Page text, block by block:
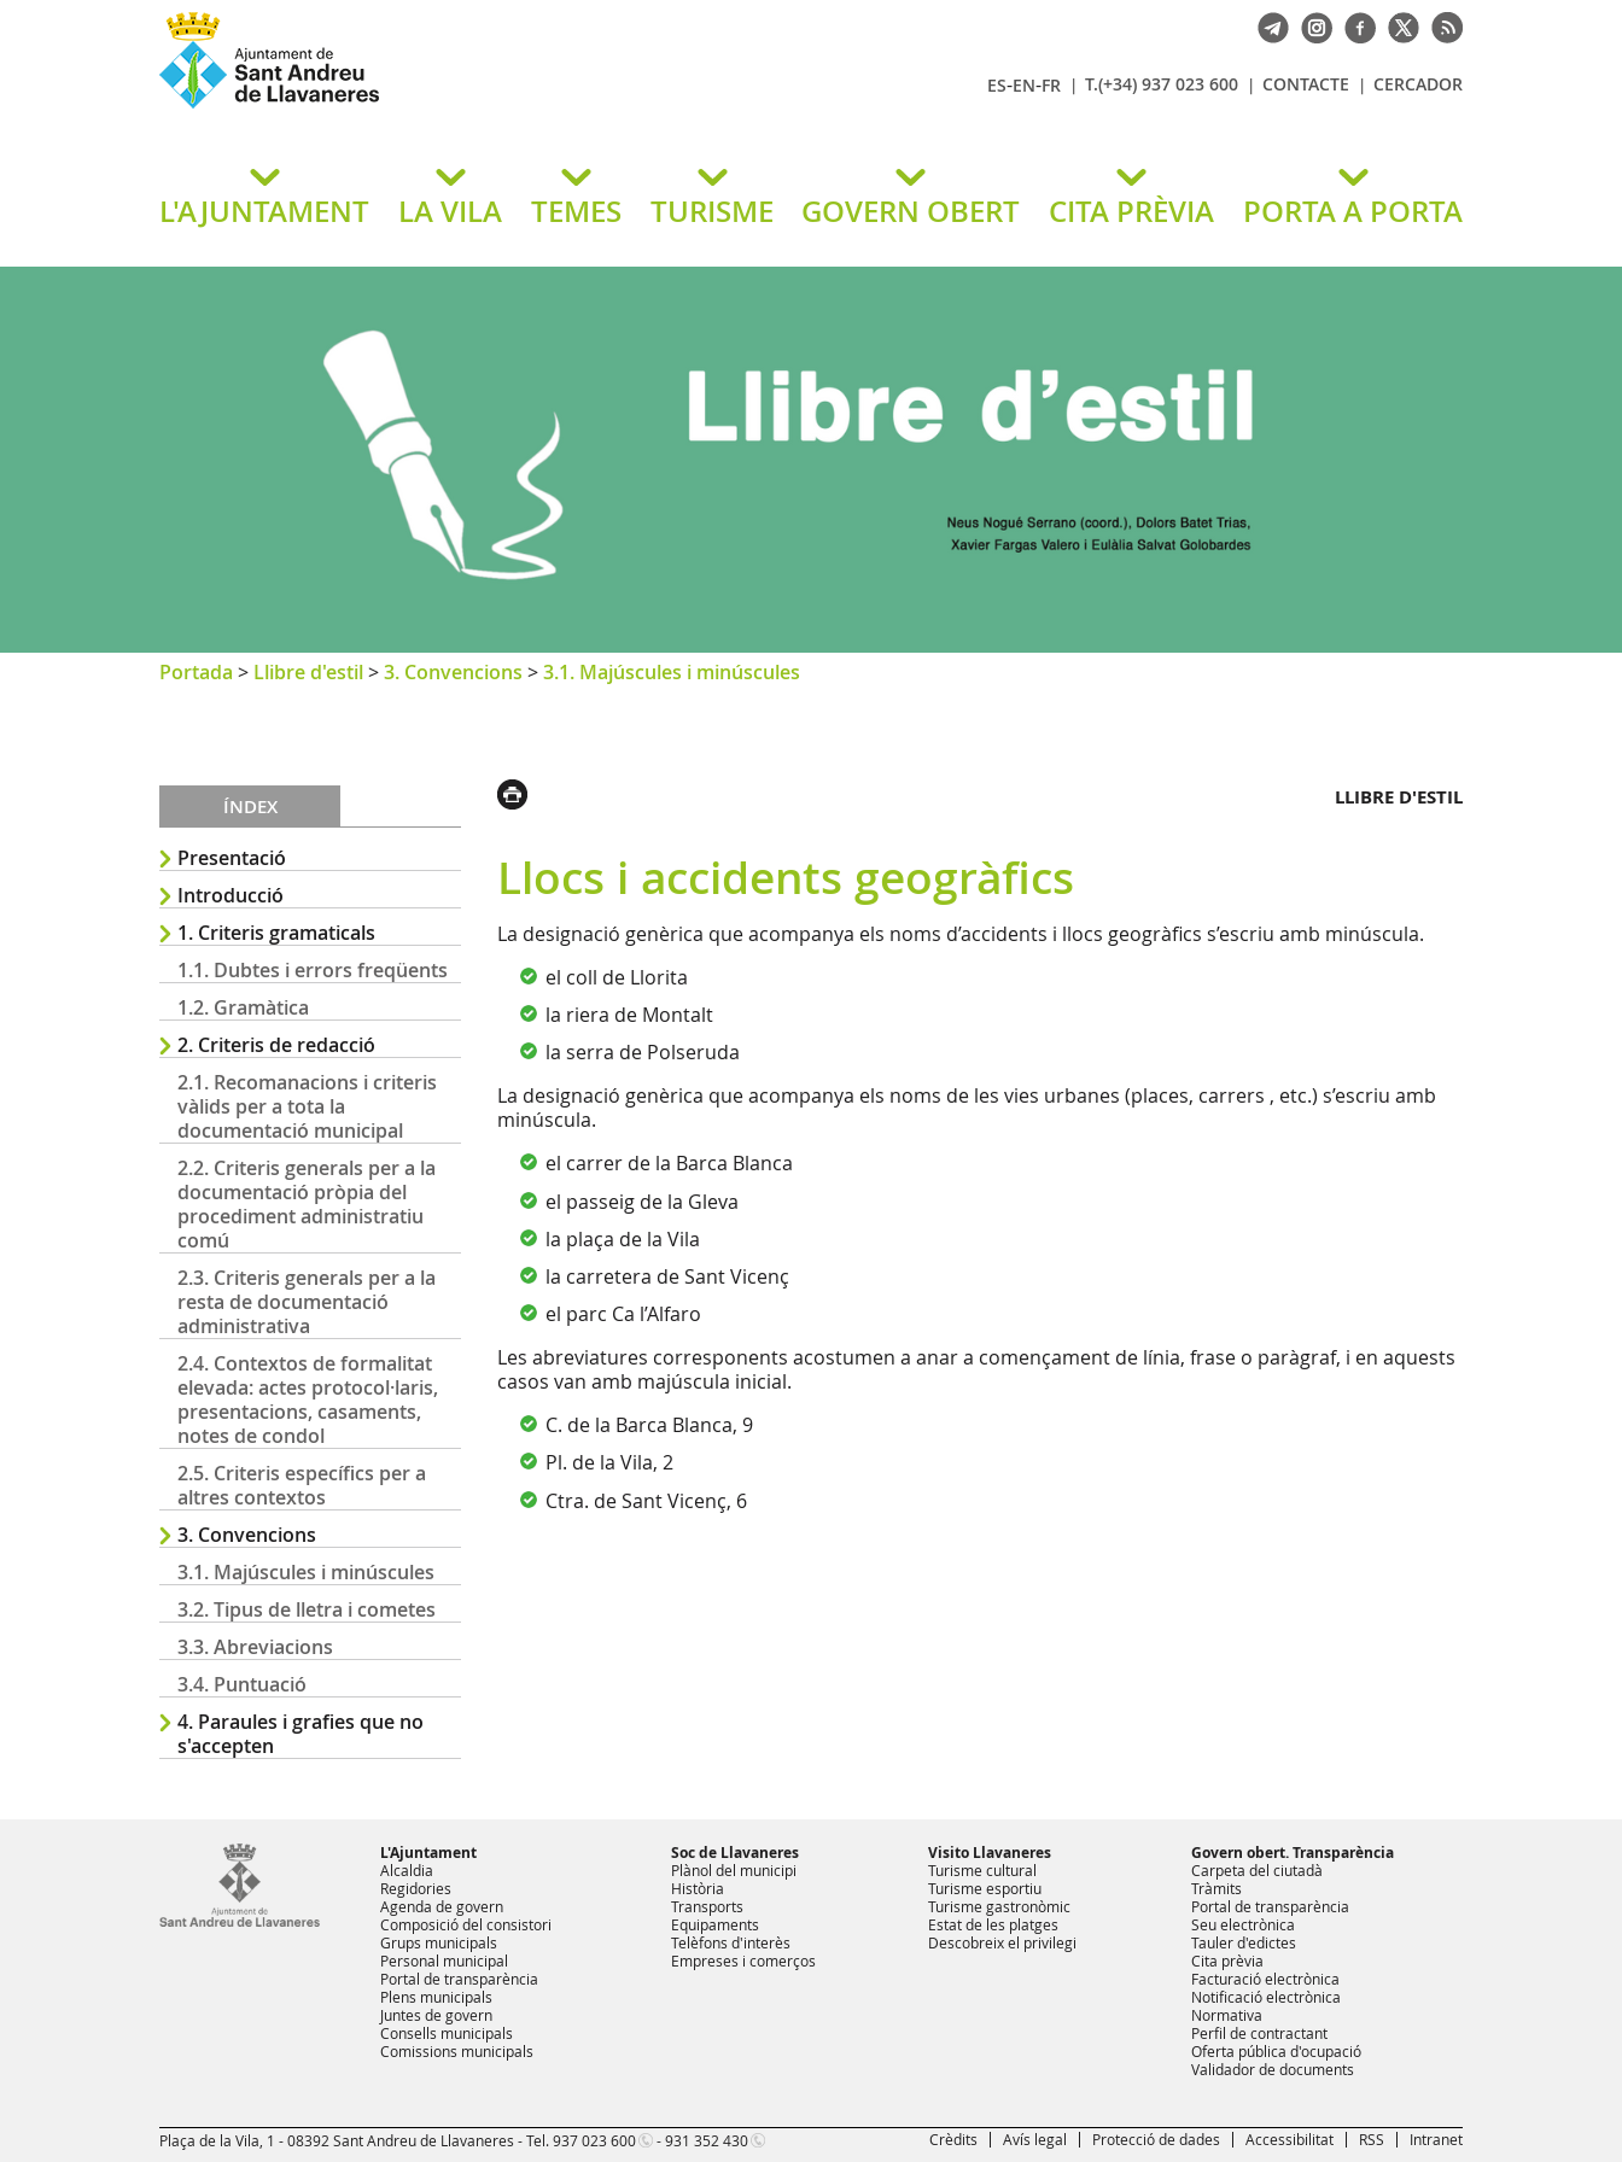
de Llavaneres
ES-EN-FR T.(+34) 937 023 600 CONTACTE CERCADOR
L'AJUNTAMENT LA VILA TEMES TURISME GOVERN OBERT CITA PRÈVIA PORTA A PORTA
Portada > Llibre d'estil>3. Convencions >3.1. Majúscules i minúscules
ÍNDEX
Presentació
Introducció
1. Criteris gramaticals
1.1. Dubtes i errors freqüents
1.2. Gramàtica
2. Criteris de redacció
2.1. Recomanacions i criteris
vàlids per a tota la
documentació municipal
2.2. Criteris generals per a la
documentació pròpia del
procediment administratiu
comú
2.3. Criteris generals per a la
resta de documentació
administrativa
2.4. Contextos de formalitat
elevada: actes protocol·laris,
presentacions, casaments,
notes de condol
2.5. Criteris específics per a
altres contextos
3. Convencions
3.1. Majúscules i minúscules
3.2. Tipus de lletra i cometes
3.3. Abreviacions
3.4. Puntuació
4. Paraules i grafies que no
s'accepten
LLIBRE D'ESTIL
Llocs i accidents geogràfics
La designació genèrica que acompanya els noms d’accidents i llocs geogràfics s’escriu amb minúscula.
el coll de Llorita
la riera de Montalt
la serra de Polseruda
La designació genèrica que acompanya els noms de les vies urbanes (places, carrers , etc.) s’escriu amb
minúscula.
el carrer de la Barca Blanca
el passeig de la Gleva
la plaça de la Vila
la carretera de Sant Vicenç
el parc Ca l’Alfaro
Les abreviatures corresponents acostumen a anar a començament de línia, frase o paràgraf, i en aquests
casos van amb majúscula inicial.
C. de la Barca Blanca, 9
Pl. de la Vila, 2
Ctra. de Sant Vicenç, 6
L'Ajuntament
Alcaldia
Regidories
Agenda de govern
Composició del consistori
Grups municipals
Personal municipal
Portal de transparència
Plens municipals
Juntes de govern
Consells municipals
Comissions municipals
Soc de Llavaneres
Plànol del municipi
Història
Transports
Equipaments
Telèfons d'interès
Empreses i comerços
Visito Llavaneres
Turisme cultural
Turisme esportiu
Turisme gastronòmic
Estat de les platges
Descobreix el privilegi
Govern obert. Transparència
Carpeta del ciutadà
Tràmits
Portal de transparència
Seu electrònica
Tauler d'edictes
Cita prèvia
Facturació electrònica
Notificació electrònica
Normativa
Perfil de contractant
Oferta pública d'ocupació
Validador de documents
Plaça de la Vila, 1 - 08392 Sant Andreu de Llavaneres - Tel.937 023 600 -931 352 430 Crèdits Avís legal Protecció de dades Accessibilitat RSS Intranet